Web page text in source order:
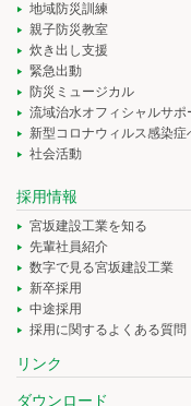
地域防災訓練
親子防災教室
炊き出し支援
緊急出動
防災ミュージカル
流域治水オフィシャルサポ
新型コロナウィルス感染症
社会活動
採用情報
宮坂建設工業を知る
先輩社員紹介
数字で見る宮坂建設工業
新卒採用
中途採用
採用に関するよくある質問
リンク
ダウンロード